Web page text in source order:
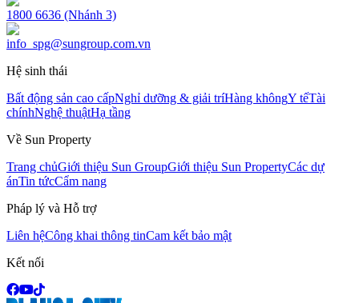
1800 6636 (Nhánh 3)
info_spg@sungroup.com.vn
Hệ sinh thái
Bất động sản cao cấpNghỉ dưỡng & giải tríHàng khôngY tếTài
chínhNghệ thuậtHạ tầng
Về Sun Property
Trang chủGiới thiệu Sun GroupGiới thiệu Sun PropertyCác dự
ánTin tứcCẩm nang
Pháp lý và Hỗ trợ
Liên hệCông khai thông tinCam kết bảo mật
Kết nối